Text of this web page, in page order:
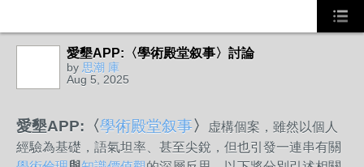
愛墾APP:〈學術殿堂叙事〉討論
by 思潮 庫
Aug 5, 2025
愛墾APP:〈學術殿堂叙事〉
虚構個案，雖然以個人
經驗為基礎，語氣坦率、甚至尖銳，但也引發一連串有關